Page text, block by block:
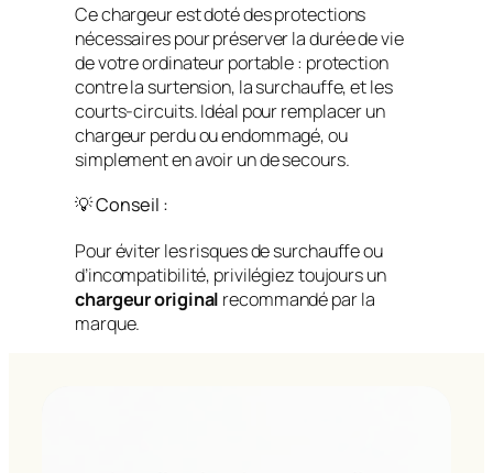
Ce chargeur est doté des protections
nécessaires pour préserver la durée de vie
de votre ordinateur portable : protection
contre la surtension, la surchauffe, et les
courts-circuits. Idéal pour remplacer un
chargeur perdu ou endommagé, ou
simplement en avoir un de secours.
💡 Conseil :
Pour éviter les risques de surchauffe ou
d’incompatibilité, privilégiez toujours un
chargeur original recommandé par la
marque.